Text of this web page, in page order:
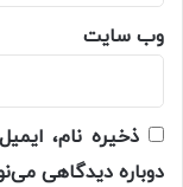
وب‌ سایت
ذخیره نام،
دوباره دیدگاهی